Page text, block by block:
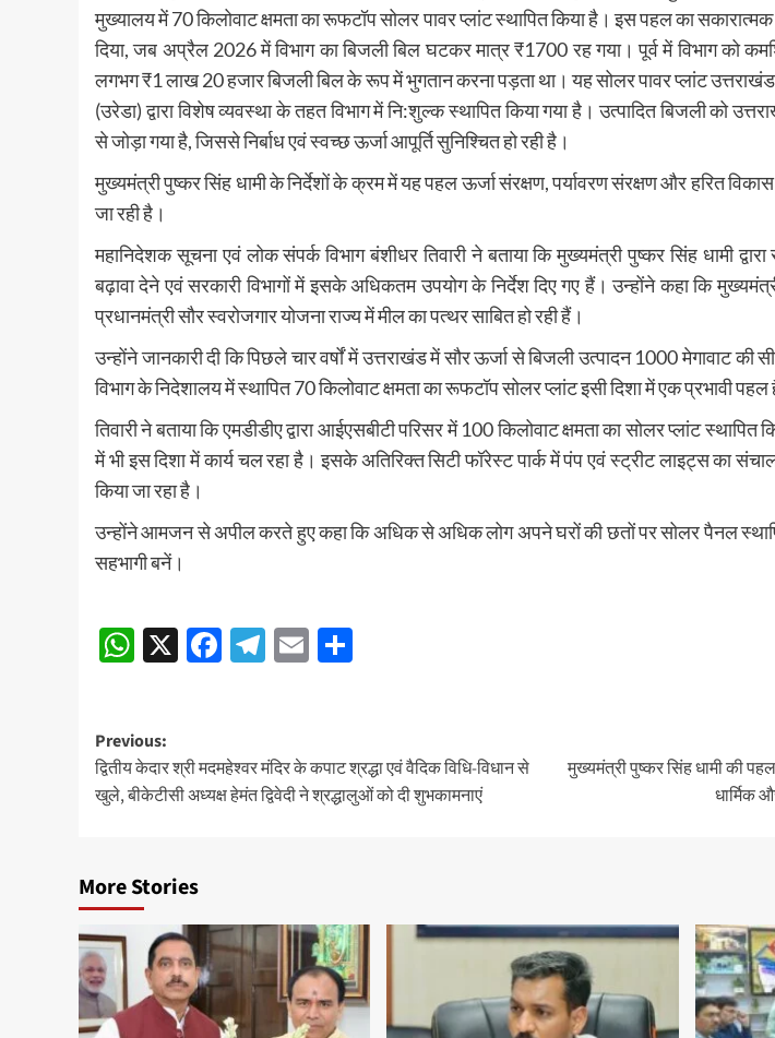
मुख्यालय में 70 किलोवाट क्षमता का रूफटॉप सोलर पावर प्लांट स्थापित किया है। इस पहल का सकारात्मक
दिया, जब अप्रैल 2026 में विभाग का बिजली बिल घटकर मात्र ₹1700 रह गया। पूर्व में विभाग को
लगभग ₹1 लाख 20 हजार बिजली बिल के रूप में भुगतान करना पड़ता था। यह सोलर पावर प्लांट
(उरेडा) द्वारा विशेष व्यवस्था के तहत विभाग में नि:शुल्क स्थापित किया गया है। उत्पादित बिजली को
से जोड़ा गया है, जिससे निर्बाध एवं स्वच्छ ऊर्जा आपूर्ति सुनिश्चित हो रही है।
मुख्यमंत्री पुष्कर सिंह धामी के निर्देशों के क्रम में यह पहल ऊर्जा संरक्षण, पर्यावरण संरक्षण और हरित
जा रही है।
महानिदेशक सूचना एवं लोक संपर्क विभाग बंशीधर तिवारी ने बताया कि मुख्यमंत्री पुष्कर सिंह धामी
बढ़ावा देने एवं सरकारी विभागों में इसके अधिकतम उपयोग के निर्देश दिए गए हैं। उन्होंने कहा कि
प्रधानमंत्री सौर स्वरोजगार योजना राज्य में मील का पत्थर साबित हो रही हैं।
उन्होंने जानकारी दी कि पिछले चार वर्षों में उत्तराखंड में सौर ऊर्जा से बिजली उत्पादन 1000 मेगावाट की
विभाग के निदेशालय में स्थापित 70 किलोवाट क्षमता का रूफटॉप सोलर प्लांट इसी दिशा में एक प्रभावी पहल
तिवारी ने बताया कि एमडीडीए द्वारा आईएसबीटी परिसर में 100 किलोवाट क्षमता का सोलर प्लांट स्थापित
में भी इस दिशा में कार्य चल रहा है। इसके अतिरिक्त सिटी फॉरेस्ट पार्क में पंप एवं स्ट्रीट लाइट्स का
किया जा रहा है।
उन्होंने आमजन से अपील करते हुए कहा कि अधिक से अधिक लोग अपने घरों की छतों पर सोलर पैनल
सहभागी बनें।
Post
navigation
WhatsApp
X Facebook
Telegram
Email
Post
navigation
Previous:
द्वितीय केदार श्री मदमहेश्वर मंदिर के कपाट श्रद्धा एवं वैदिक विधि-विधान से
खुले, बीकेटीसी अध्यक्ष हेमंत द्विवेदी ने श्रद्धालुओं को दी शुभकामनाएं
मुख्यमंत्री पुष्कर सिंह धामी की
धार्मिक
More Stories